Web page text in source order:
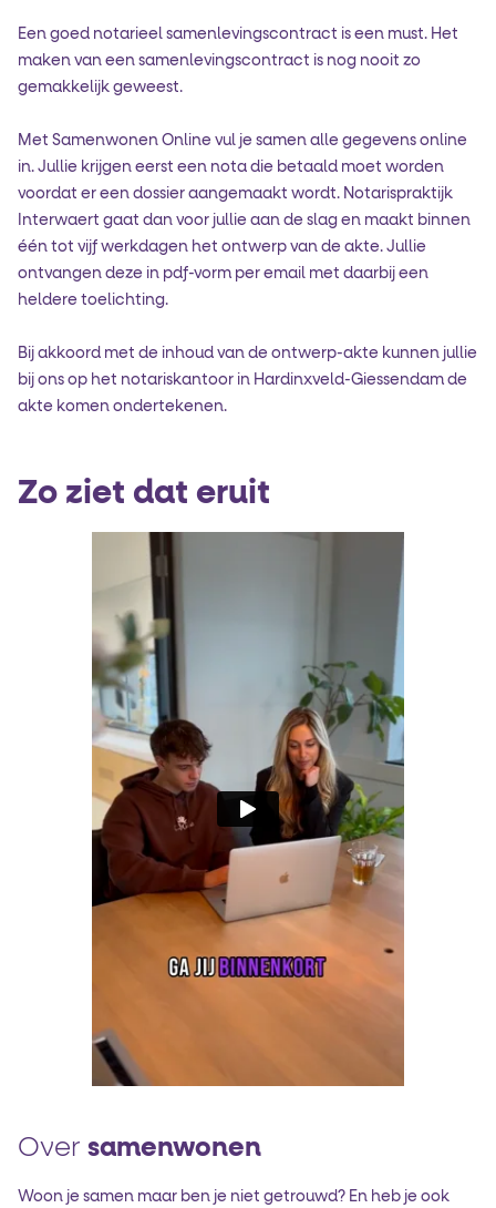
Een goed notarieel samenlevingscontract is een must. Het
maken van een samenlevingscontract is nog nooit zo
gemakkelijk geweest.
Met Samenwonen Online vul je samen alle gegevens online
in. Jullie krijgen eerst een nota die betaald moet worden
voordat er een dossier aangemaakt wordt. Notarispraktijk
Interwaert gaat dan voor jullie aan de slag en maakt binnen
één tot vijf werkdagen het ontwerp van de akte. Jullie
ontvangen deze in pdf-vorm per email met daarbij een
heldere toelichting.
Bij akkoord met de inhoud van de ontwerp-akte kunnen jullie
bij ons op het notariskantoor in Hardinxveld-Giessendam de
akte komen ondertekenen.
Zo ziet dat eruit
Over samenwonen
Woon je samen maar ben je niet getrouwd? En heb je ook